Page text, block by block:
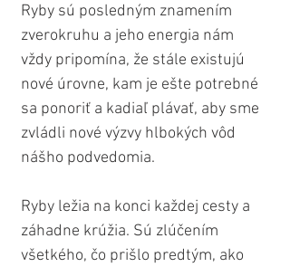
Ryby sú posledným znamením
zverokruhu a jeho energia nám
vždy pripomína, že stále existujú
nové úrovne, kam je ešte potrebné
sa ponoriť a kadiaľ plávať, aby sme
zvládli nové výzvy hlbokých vôd
nášho podvedomia.
Ryby ležia na konci každej cesty a
záhadne krúžia. Sú zlúčením
všetkého, čo prišlo predtým, ako